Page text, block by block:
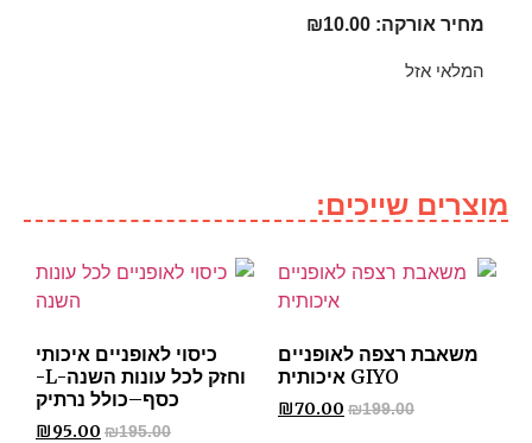
מחיר אורקה: ₪10.00
המלאי אזל
מוצרים שייכים:
משאבת רצפה לאופניים
GIYO איכותית
₪199.00
₪70.00
כיסוי לאופניים איכותי
וחזק לכל עונות השנה-L-
כסף–כולל נרתיק
₪195.00
₪95.00